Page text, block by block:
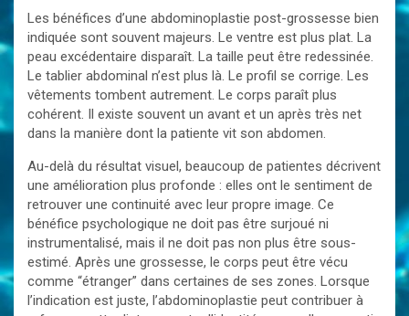
Les bénéfices d’une abdominoplastie post-grossesse bien
indiquée sont souvent majeurs. Le ventre est plus plat. La
peau excédentaire disparaît. La taille peut être redessinée.
Le tablier abdominal n’est plus là. Le profil se corrige. Les
vêtements tombent autrement. Le corps paraît plus
cohérent. Il existe souvent un avant et un après très net
dans la manière dont la patiente vit son abdomen.
Au-delà du résultat visuel, beaucoup de patientes décrivent
une amélioration plus profonde : elles ont le sentiment de
retrouver une continuité avec leur propre image. Ce
bénéfice psychologique ne doit pas être surjoué ni
instrumentalisé, mais il ne doit pas non plus être sous-
estimé. Après une grossesse, le corps peut être vécu
comme “étranger” dans certaines de ses zones. Lorsque
l’indication est juste, l’abdominoplastie peut contribuer à